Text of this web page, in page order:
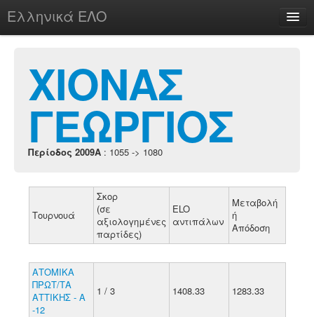
Ελληνικά ΕΛΟ
chesstu.be @ discord
Login
ΧΙΟΝΑΣ
ΓΕΩΡΓΙΟΣ
Περίοδος 2009A : 1055 -> 1080
Τουρνουά
Σκορ
(σε
αξιολογημένες
παρτίδες)
ELO
αντιπάλων
Μεταβολή
ή
Απόδοση
ΑΤΟΜΙΚΑ
ΠΡΩΤ/ΤΑ
ΑΤΤΙΚΗΣ - Α
-12
1 / 3 1408.33 1283.33